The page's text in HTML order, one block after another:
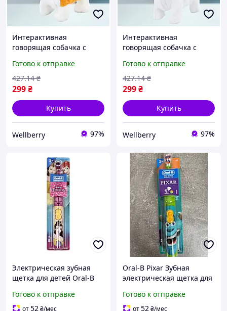
Интерактивная
говорящая собачка с
функциональная
развивающая для детей
мягкая игрушка на
батарейках игрушка-
робот
Готово к отправке
299₴
427.14 ₴
Купить
Wellberry 97%
Интерактивная
говорящая собачка с
функциональная
развивающая для детей
игрушка на батарейках
игрушка-робот Белый
Готово к отправке
299₴
427.14 ₴
Купить
Wellberry 97%
Электрическая зубная
щетка для детей Oral-B
Готово к отправке
от52₴/мес
Oral-B Pixar Зубная
электрическая щетка для
мягкая «Пиксар» Джеймс
Пи Салливан
Готово к отправке
от52₴/мес